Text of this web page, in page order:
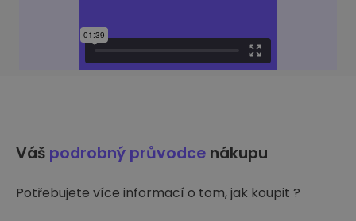
Váš podrobný průvodce nákupu
Potřebujete více informací o tom, jak koupit ?